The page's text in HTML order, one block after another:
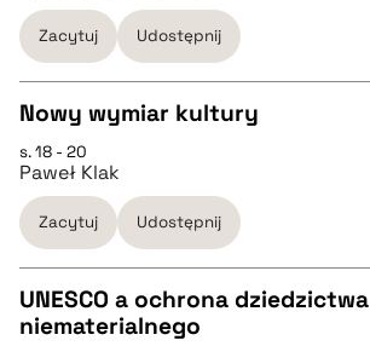
pobierz cytat
pobierz cytat
Zacytuj Udostępnij
CZYSTY TEKST
pobierz cytat
BIBTEX
Nowy wymiar kultury
s. 18 - 20
Paweł Klak
Zacytuj Udostępnij
UNESCO a ochrona dziedzictwa
niematerialnego